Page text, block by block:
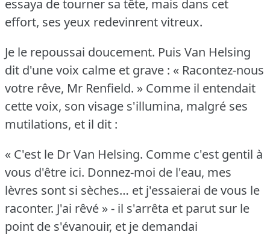
essaya de tourner sa tête, mais dans cet
effort, ses yeux redevinrent vitreux.
Je le repoussai doucement. Puis Van Helsing
dit d'une voix calme et grave : « Racontez-nous
votre rêve, Mr Renfield. » Comme il entendait
cette voix, son visage s'illumina, malgré ses
mutilations, et il dit :
« C'est le Dr Van Helsing. Comme c'est gentil à
vous d'être ici. Donnez-moi de l'eau, mes
lèvres sont si sèches… et j'essaierai de vous le
raconter. J'ai rêvé » - il s'arrêta et parut sur le
point de s'évanouir, et je demandai